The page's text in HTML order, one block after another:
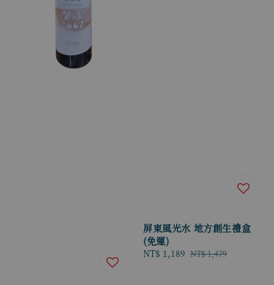
屏東風光水 地方創生禮盒
(免運)
Sale
NT$ 1,189 Regular
NT$ 1,479